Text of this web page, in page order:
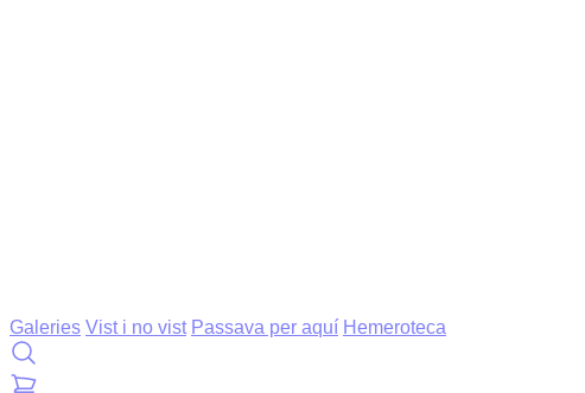
Galeries Vist i no vist Passava per aquí Hemeroteca